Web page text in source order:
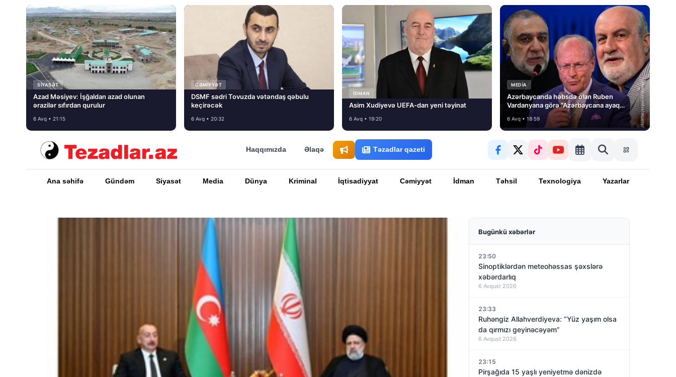
SIYASƏT
Azad Məsiyev: İşğaldan azad olunan
ərazilər sıfırdan qurulur
6 Avq • 21:15
CƏMIYYƏT
DSMF sədri Tovuzda vətəndaş qəbulu
keçirəcək
6 Avq • 20:32
İDMAN
Asim Xudiyevə UEFA-dan yeni təyinat
6 Avq • 19:20
MEDİA
Azərbaycanda həbsdə olan Ruben
Vardanyana görə “Azərbaycana ayaq
basmayacağını” dedi və…
6 Avq • 18:59
Haqqımızda Əlaqə Təzadlar qazeti
Ana səhifə Gündəm Siyasət Media Dünya Kriminal İqtisadiyyat Cəmiyyət İdman Təhsil Texnologiya Yazarlar
Bugünkü xəbərlər
23:50
Sinoptiklərdən meteohəssas şəxslərə
xəbərdarlıq
6 Avqust 2026
23:33
Ruhəngiz Allahverdiyeva: “Yüz yaşım olsa
da qırmızı geyinəcəyəm”
6 Avqust 2026
23:15
Pirşağıda 15 yaşlı yeniyetmə dənizdə